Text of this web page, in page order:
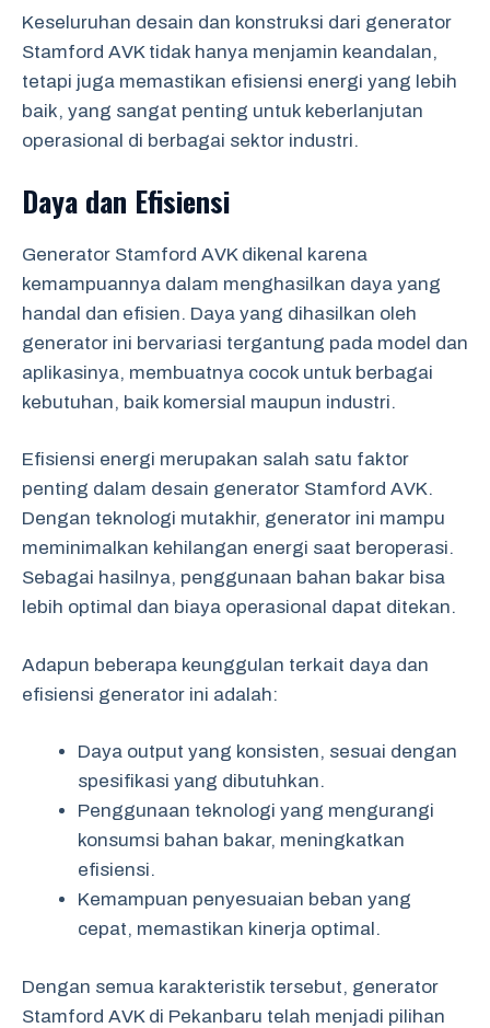
Keseluruhan desain dan konstruksi dari generator
Stamford AVK tidak hanya menjamin keandalan,
tetapi juga memastikan efisiensi energi yang lebih
baik, yang sangat penting untuk keberlanjutan
operasional di berbagai sektor industri.
Daya dan Efisiensi
Generator Stamford AVK dikenal karena
kemampuannya dalam menghasilkan daya yang
handal dan efisien. Daya yang dihasilkan oleh
generator ini bervariasi tergantung pada model dan
aplikasinya, membuatnya cocok untuk berbagai
kebutuhan, baik komersial maupun industri.
Efisiensi energi merupakan salah satu faktor
penting dalam desain generator Stamford AVK.
Dengan teknologi mutakhir, generator ini mampu
meminimalkan kehilangan energi saat beroperasi.
Sebagai hasilnya, penggunaan bahan bakar bisa
lebih optimal dan biaya operasional dapat ditekan.
Adapun beberapa keunggulan terkait daya dan
efisiensi generator ini adalah:
Daya output yang konsisten, sesuai dengan
spesifikasi yang dibutuhkan.
Penggunaan teknologi yang mengurangi
konsumsi bahan bakar, meningkatkan
efisiensi.
Kemampuan penyesuaian beban yang
cepat, memastikan kinerja optimal.
Dengan semua karakteristik tersebut, generator
Stamford AVK di Pekanbaru telah menjadi pilihan